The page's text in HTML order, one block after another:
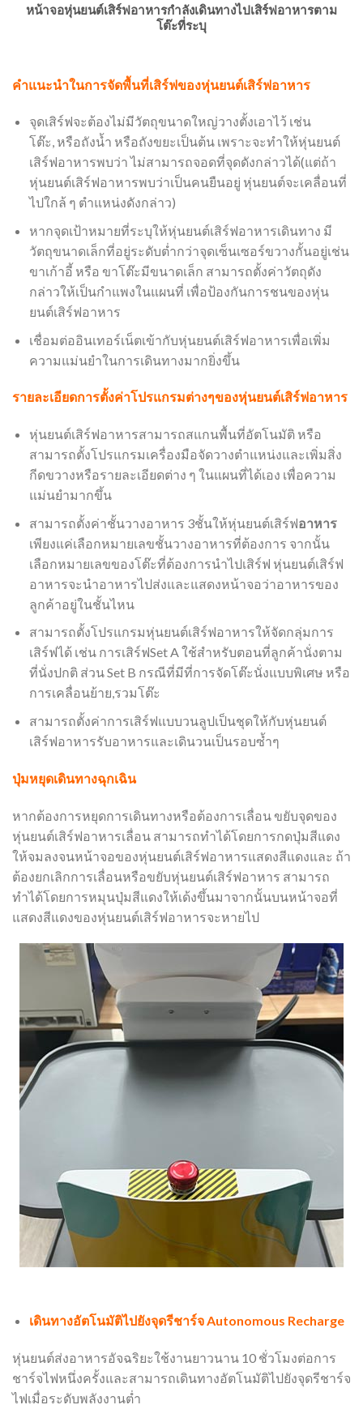
หน้าจอหุ่นยนต์เสิร์ฟอาหารกำลังเดินทางไปเสิร์ฟอาหารตาม
โต๊ะที่ระบุ
คำแนะนำในการจัดพื้นที่เสิร์ฟของหุ่นยนต์เสิร์ฟอาหาร
จุดเสิร์ฟจะต้องไม่มีวัตถุขนาดใหญ่วางตั้งเอาไว้ เช่น
โต๊ะ, หรือถังน้ำ หรือถังขยะเป็นต้น เพราะจะทำให้หุ่นยนต์
เสิร์ฟอาหารพบว่า ไม่สามารถจอดที่จุดดังกล่าวได้(แต่ถ้า
หุ่นยนต์เสิร์ฟอาหารพบว่าเป็นคนยืนอยู่ หุ่นยนต์จะเคลื่อนที่
ไปใกล้ ๆ ตำแหน่งดังกล่าว)​
หากจุดเป้าหมายที่ระบุให้หุ่นยนต์เสิร์ฟอาหารเดินทาง มี
วัตถุขนาดเล็กที่อยู่ระดับต่ำกว่าจุดเซ็นเซอร์ขวางกั้นอยู่เช่น
ขาเก้าอี้ หรือ ขาโต๊ะมีขนาดเล็ก สามารถตั้งค่าวัตถุดัง
กล่าวให้เป็นกำแพงในแผนที่ เพื่อป้องกันการชนของหุ่น
ยนต์เสิร์ฟอาหาร​
เชื่อมต่ออินเทอร์เน็ตเข้ากับหุ่นยนต์เสิร์ฟอาหารเพื่อเพิ่ม
ความแม่นยำในการเดินทางมากยิ่งขึ้น
รายละเอียดการตั้งค่าโปรแกรมต่างๆของหุ่นยนต์เสิร์ฟอาหาร
หุ่นยนต์เสิร์ฟอาหารสามารถสแกนพื้นที่อัตโนมัติ หรือ
สามารถตั้งโปรแกรมเครื่องมือจัดวางตำแหน่งและเพิ่มสิ่ง
กีดขวางหรือรายละเอียดต่าง ๆ ในแผนที่ได้เอง เพื่อความ
แม่นยำมากขึ้น
สามารถตั้งค่าชั้นวางอาหาร 3ชั้นให้หุ่นยนต์เสิร์ฟอาหาร
เพียงแค่เลือกหมายเลขชั้นวางอาหารที่ต้องการ จากนั้น
เลือกหมายเลขของโต๊ะที่ต้องการนำไปเสิร์ฟ​ หุ่นยนต์เสิร์ฟ
อาหารจะนำอาหารไปส่งและแสดงหน้าจอว่าอาหารของ
ลูกค้าอยู่ในชั้นไหน
สามารถตั้งโปรแกรมหุ่นยนต์เสิร์ฟอาหารให้จัดกลุ่มการ
เสิร์ฟได้ เช่น การเสิร์ฟSet A ใช้สำหรับตอนที่ลูกค้านั่งตาม
ที่นั่งปกติ ส่วน Set B กรณีที่มีที่การจัดโต๊ะนั่งแบบพิเศษ หรือ
การเคลื่อนย้าย,รวมโต๊ะ
สามารถตั้งค่าการเสิร์ฟแบบวนลูปเป็นชุดให้กับหุ่นยนต์
เสิร์ฟอาหารรับอาหารและเดินวนเป็นรอบซ้ำๆ
ปุ่มหยุดเดินทางฉุกเฉิน
หากต้องการหยุดการเดินทางหรือต้องการเลื่อน ขยับจุดของ
หุ่นยนต์เสิร์ฟอาหารเลื่อน สามารถทำได้โดยการกดปุ่มสีแดง
ให้จมลงจนหน้าจอของหุ่นยนต์เสิร์ฟอาหารแสดงสีแดงและ ถ้า
ต้องยกเลิกการเลื่อนหรือขยับหุ่นยนต์เสิร์ฟอาหาร สามารถ
ทำได้โดยการหมุนปุ่มสีแดงให้เด้งขึ้นมาจากนั้นบนหน้าจอที่
แสดงสีแดงของหุ่นยนต์เสิร์ฟอาหารจะหายไป​
เดินทางอัตโนมัติไปยังจุดรีชาร์จAutonomous Recharge
หุ่นยนต์ส่งอาหารอัจฉริยะใช้งานยาวนาน 10 ชั่วโมงต่อการ
ชาร์จไฟหนึ่งครั้งและสามารถเดินทางอัตโนมัติไปยังจุดรีชาร์จ
ไฟเมื่อระดับพลังงานต่ำ